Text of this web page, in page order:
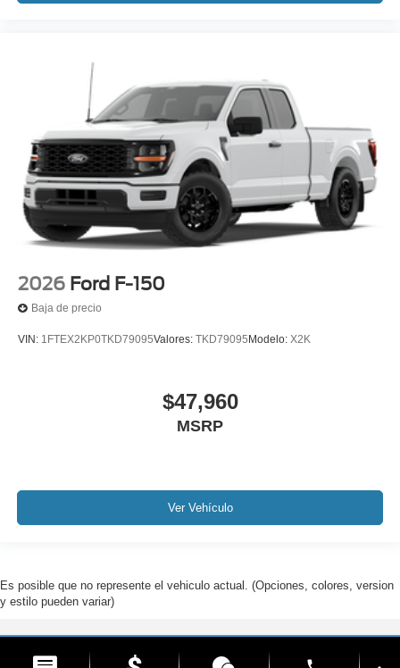
2026 Ford F-150
Baja de precio
VIN: 1FTEX2KP0TKD79095Valores: TKD79095 Modelo: X2K
$47,960
MSRP
Ver Vehículo
Es posible que no represente el vehiculo actual. (Opciones, colores, version
y estilo pueden variar)